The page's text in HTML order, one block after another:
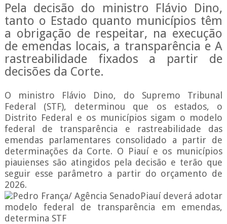
Pela decisão do ministro Flávio Dino,
tanto o Estado quanto municípios têm
a obrigação de respeitar, na execução
de emendas locais, a transparência e A
rastreabilidade fixados a partir de
decisões da Corte.
O ministro Flávio Dino, do Supremo Tribunal
Federal (STF), determinou que os estados, o
Distrito Federal e os municípios sigam o modelo
federal de transparência e rastreabilidade das
emendas parlamentares consolidado a partir de
determinações da Corte. O Piauí e os municípios
piauienses são atingidos pela decisão e terão que
seguir esse parâmetro a partir do orçamento de
2026.
Pedro França/ Agência SenadoPiauí deverá adotar
modelo federal de transparência em emendas,
determina STF